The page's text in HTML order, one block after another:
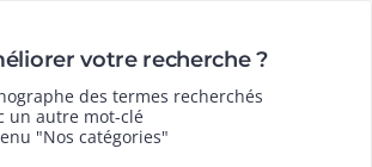
votre recherche ?
des termes recherchés
un autre mot-clé
"Nos catégories"